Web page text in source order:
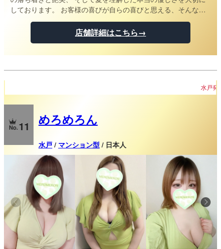
しております。 お客様の喜びが自らの喜びと思える、そんな素
敵なミセス達が揃っています。 丁寧な対応・愛情を感じられる
アロママッサージ、細部までおもてなしする心遣い、 マダムの
みが醸し出す究極の癒しに貴方もゆっくりと浸ってくださいま
ダムが、 貴方様との出逢いをお待ちしております。 扉を開けれ
至福のひと時を是非。
店舗詳細はこちら→
11 めろめろん
水戸 / マンション型 / 日本人